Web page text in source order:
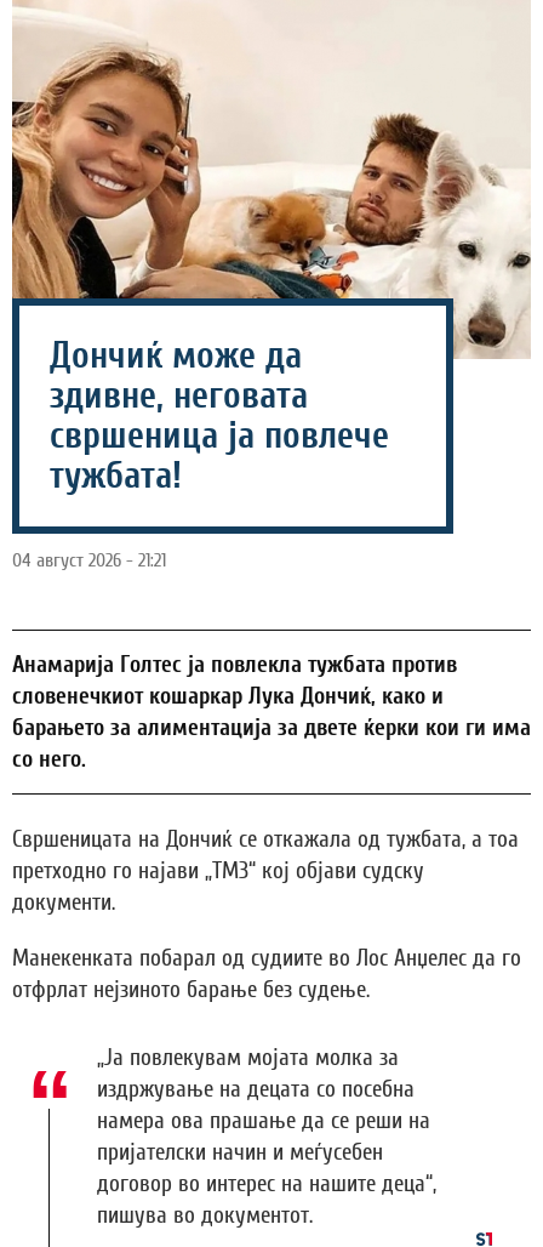
Дончиќ може да
здивне, неговата
свршеница ја повлече
тужбата!
04 август 2026 - 21:21
Анамарија Голтес ја повлекла тужбата против
словенечкиот кошаркар Лука Дончиќ, како и
барањето за алиментација за двете ќерки кои ги има
со него.
Свршеницата на Дончиќ се откажала од тужбата, а тоа
претходно го најави „ТМЗ“ кој објави судску
документи.
Манекенката побарал од судиите во Лос Анџелес да го
отфрлат нејзиното барање без судење.
„Ја повлекувам мојата молка за
издржување на децата со посебна
намера ова прашање да се реши на
пријателски начин и меѓусебен
договор во интерес на нашите деца“,
пишува во документот.